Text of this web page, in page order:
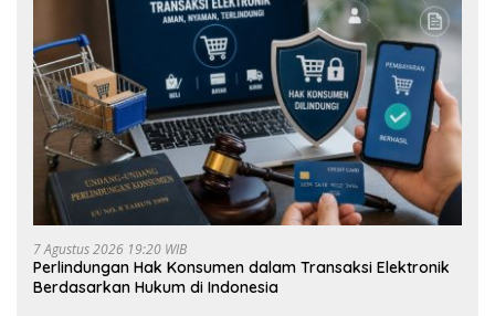
7 Agustus 2026 19:20 WIB
Perlindungan Hak Konsumen dalam Transaksi Elektronik
Berdasarkan Hukum di Indonesia